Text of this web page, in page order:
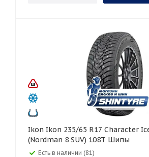
Ikon Ikon 235/65 R17 Character Ice 8 SUV
(Nordman 8 SUV) 108T Шипы
Есть в наличии (81)